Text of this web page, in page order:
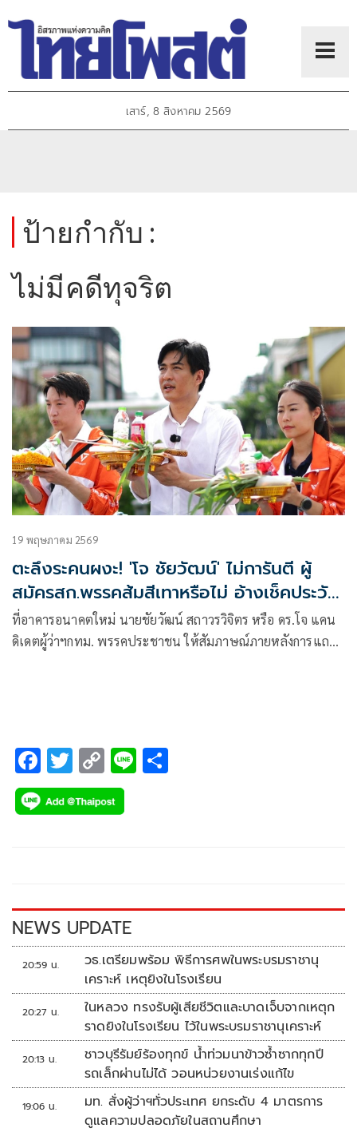
เสาร์, 8 สิงหาคม 2569
ป้ายกำกับ :
ไม่มีคดีทุจริต
19 พฤษภาคม 2569
ตะลึงระคนผงะ! 'โจ ชัยวัฒน์' ไม่การันตี ผู้
สมัครสก.พรรคส้มสีเทาหรือไม่ อ้างเช็คประวัติ
แล้วเท่าที่ได้
ที่อาคารอนาคตใหม่ นายชัยวัฒน์ สถาวรวิจิตร หรือ ดร.โจ แคน
ดิเดตผู้ว่าฯกทม. พรรคประชาชน ให้สัมภาษณ์ภายหลังการแถลง
F
ac
e
k
T
wi
tt
C
o
p
k
Li
NEWS UPDATE
20:59 น.
วธ.เตรียมพร้อม พิธีการศพในพระบรมราชานุ
เคราะห์ เหตุยิงในโรงเรียน
20:27 น.
ในหลวง ทรงรับผู้เสียชีวิตและบาดเจ็บจากเหตุก
ราดยิงในโรงเรียน ไว้ในพระบรมราชานุเคราะห์
20:13 น.
ชาวบุรีรัมย์ร้องทุกข์ น้ำท่วมนาข้าวซ้ำซากทุกปี
รถเล็กผ่านไม่ได้ วอนหน่วยงานเร่งแก้ไข
19:06 น.
มท. สั่งผู้ว่าฯทั่วประเทศ ยกระดับ 4 มาตรการ
ดูแลความปลอดภัยในสถานศึกษา